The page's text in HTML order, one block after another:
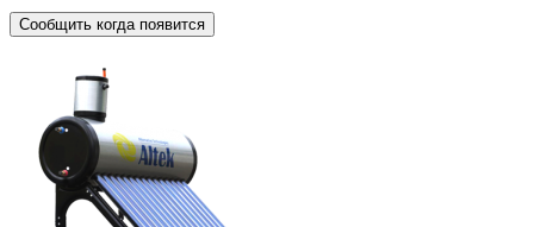
Сообщить когда появится